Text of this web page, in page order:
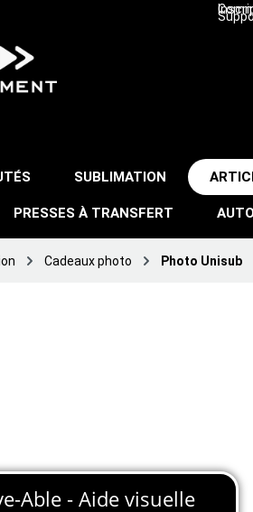
SUBLIMATION
PRESSES À TRANSFERT
Cadeaux photo Photo Unisub